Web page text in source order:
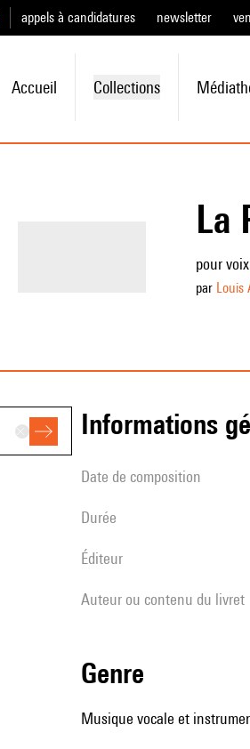
appels à candidatures newsletter
Accueil Collections
La
pour
par Louis
informations
date de composition
durée
éditeur
Auteur ou contenu du livret
genre
Musique vocale et